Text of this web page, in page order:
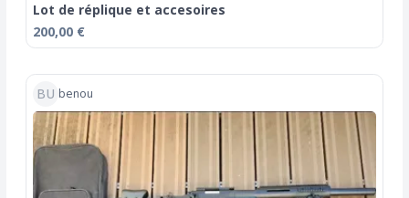
Lot de réplique et accesoires
200,00 €
BU benou